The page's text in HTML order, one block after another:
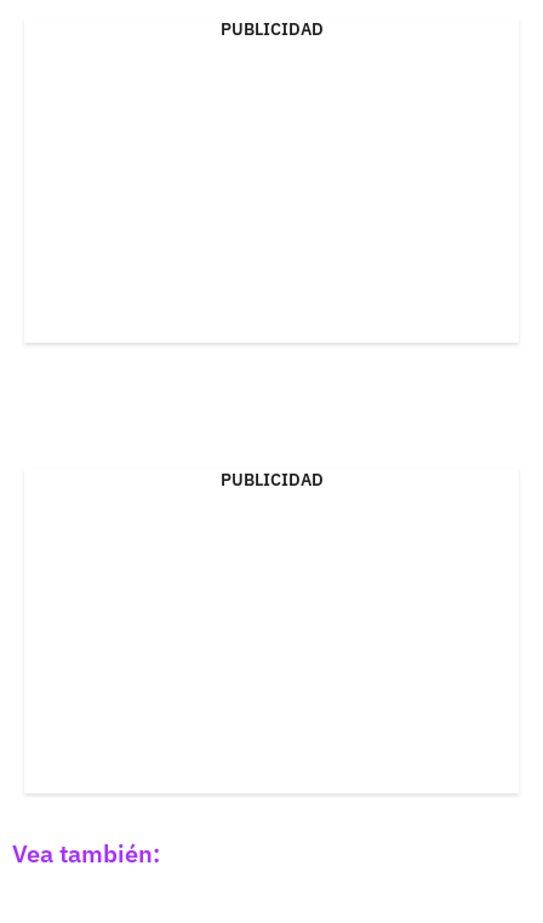
PUBLICIDAD
PUBLICIDAD
Vea también: